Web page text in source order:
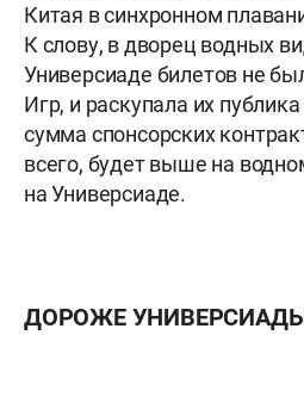
Китая в синхронном
К слову, в дворец водных
Универсиаде билетов не
Игр, и раскупала их
сумма спонсорских
всего, будет выше на
на Универсиаде.
ДОРОЖЕ